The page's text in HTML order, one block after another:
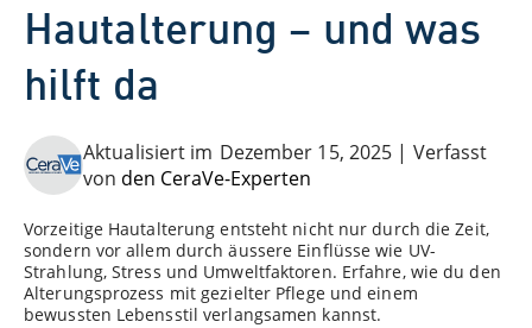
Hautalterung – und was
hilft da
Aktualisiert im Dezember 15, 2025 | Verfasst
von den CeraVe-Experten
Vorzeitige Hautalterung entsteht nicht nur durch die Zeit,
sondern vor allem durch äussere Einflüsse wie UV-
Strahlung, Stress und Umweltfaktoren. Erfahre, wie du den
Alterungsprozess mit gezielter Pflege und einem
bewussten Lebensstil verlangsamen kannst.